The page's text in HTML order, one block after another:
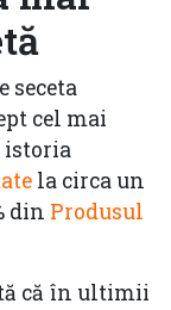
seceta
cel mai
istoria
la circa un
din Produsul
că în ultimii